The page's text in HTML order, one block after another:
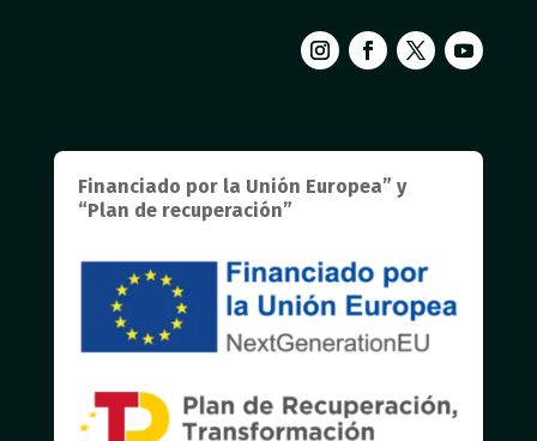
Financiado por la Unión Europea” y
“Plan de recuperación”